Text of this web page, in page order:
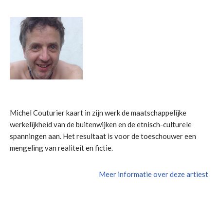
Michel Couturier kaart in zijn werk de maatschappelijke
werkelijkheid van de buitenwijken en de etnisch-culturele
spanningen aan. Het resultaat is voor de toeschouwer een
mengeling van realiteit en fictie.
Meer informatie over deze artiest